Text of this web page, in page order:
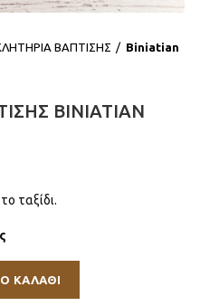
ΒΑΠΤΙΣΗΣ Βiniatian
BINIATIAN
ταξίδι.
ΚΑΛΆΘΙ